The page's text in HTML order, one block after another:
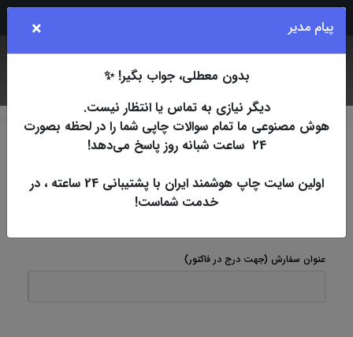
جستجو
افست تراکت تحریر 80 گرم A4
تراکت تحریر 80 گرم یکرو A4 (3 روزکاری)
عنوان سفارش (جهت درج در فاکتور)
پیام مدیر ×
بدون معطلی، جواب بگیر! ✨
دیگر نیازی به تماس یا انتظار نیست.
هوش مصنوعی ما تمام سوالات چاپی شما را در لحظه بصورت
24 ساعت شبانه روز پاسخ می‌دهد!
اولین سایت چاپ هوشمند ایران با پشتیبانی 24 ساعته ، در
خدمت شماست!